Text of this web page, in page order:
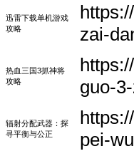
迅雷下载单机游戏
攻略
zai-
热血三国3抓神将
攻略
guo-
辐射分配武器：探
寻平衡与公正
pei-